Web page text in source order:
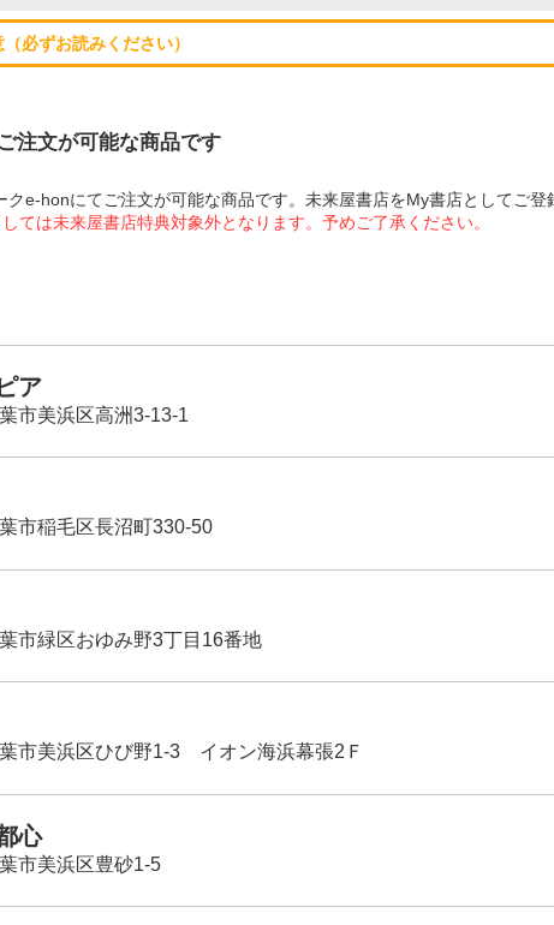
必ずお読みください）
注文が可能な商品です
e-honにてご注文が可能な商品です。未来屋書店をMy書店としてご登
ては未来屋書店特典対象外となります。予めご了承ください。
ア
市美浜区高洲3-13-1
市稲毛区長沼町330-50
市緑区おゆみ野3丁目16番地
市美浜区ひび野1-3 イオン海浜幕張2Ｆ
心
市美浜区豊砂1-5